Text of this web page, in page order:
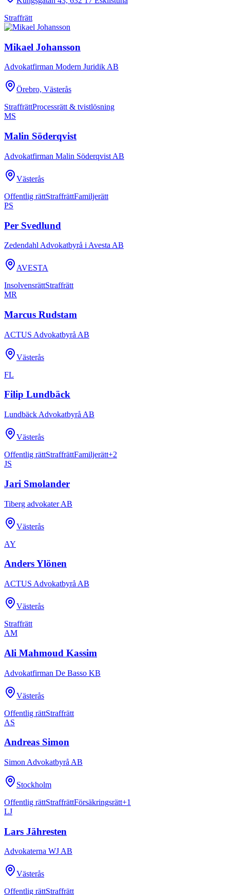
Straffrätt
Mikael Johansson
Advokatfirman Modern Juridik AB
Örebro, Västerås
StraffrättProcessrätt & tvistlösning
MS
Malin Söderqvist
Advokatfirman Malin Söderqvist AB
Västerås
Offentlig rättStraffrättFamiljerätt
PS
Per Svedlund
Zedendahl Advokatbyrå i Avesta AB
AVESTA
InsolvensrättStraffrätt
MR
Marcus Rudstam
ACTUS Advokatbyrå AB
Västerås
FL
Filip Lundbäck
Lundbäck Advokatbyrå AB
Västerås
Offentlig rättStraffrättFamiljerätt+2
JS
Jari Smolander
Tiberg advokater AB
Västerås
AY
Anders Ylönen
ACTUS Advokatbyrå AB
Västerås
Straffrätt
AM
Ali Mahmoud Kassim
Advokatfirman De Basso KB
Västerås
Offentlig rättStraffrätt
AS
Andreas Simon
Simon Advokatbyrå AB
Stockholm
Offentlig rättStraffrättFörsäkringsrätt+1
LJ
Lars Jähresten
Advokaterna WJ AB
Västerås
Offentlig rättStraffrätt